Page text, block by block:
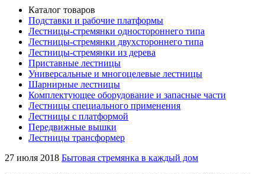
Каталог товаров
Подставки и рабочие платформы
Лестницы-стремянки одностороннего типа
Лестницы-стремянки двухстороннего типа
Лестницы-стремянки из дерева
Приставные лестницы
Универсальные и многоцелевые лестницы
Шарнирные лестницы
Комплектующее оборудование и запасные части
Лестницы специального применения
Лестницы с платформой
Передвижные вышки
Лестницы трансформер
27 июля 2018 Бытовая стремянка в каждый дом